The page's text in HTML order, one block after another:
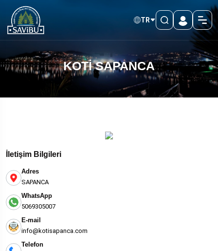
TR
KOTİ SAPANCA
İletişim Bilgileri
Adres
SAPANCA
WhatsApp
5069305007
E-mail
info@kotisapanca.com
Telefon